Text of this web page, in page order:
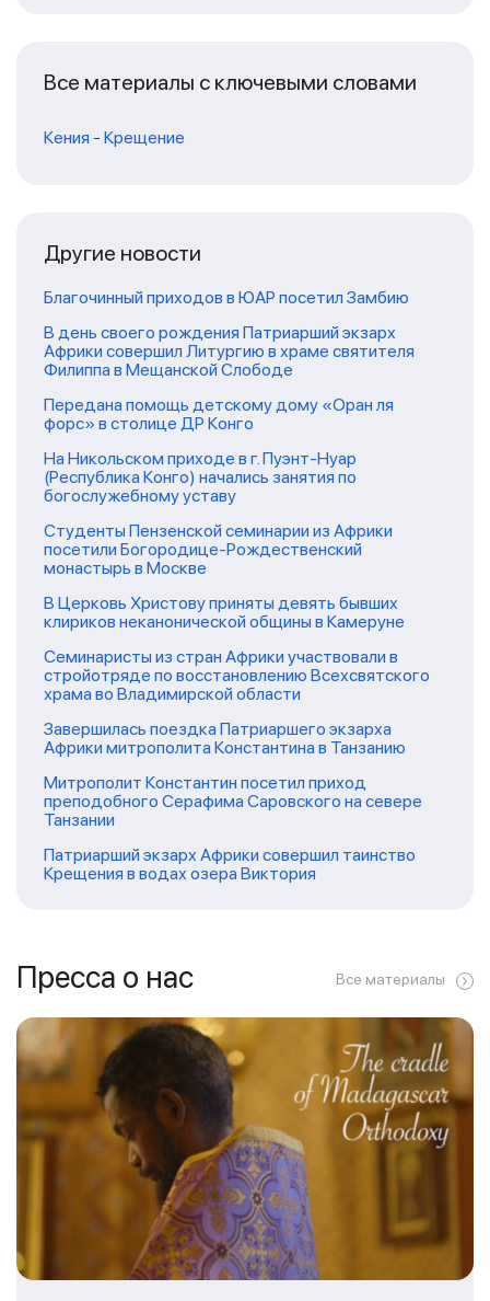
Все материалы с ключевыми словами
Кения - Крещение
Другие новости
Благочинный приходов в ЮАР посетил Замбию
В день своего рождения Патриарший экзарх
Африки совершил Литургию в храме святителя
Филиппа в Мещанской Слободе
Передана помощь детскому дому «Оран ля
форс» в столице ДР Конго
На Никольском приходе в г. Пуэнт-Нуар
(Республика Конго) начались занятия по
богослужебному уставу
Студенты Пензенской семинарии из Африки
посетили Богородице-Рождественский
монастырь в Москве
В Церковь Христову приняты девять бывших
клириков неканонической общины в Камеруне
Семинаристы из стран Африки участвовали в
стройотряде по восстановлению Всехсвятского
храма во Владимирской области
Завершилась поездка Патриаршего экзарха
Африки митрополита Константина в Танзанию
Митрополит Константин посетил приход
преподобного Серафима Саровского на севере
Танзании
Патриарший экзарх Африки совершил таинство
Крещения в водах озера Виктория
Пресса о нас Все материалы